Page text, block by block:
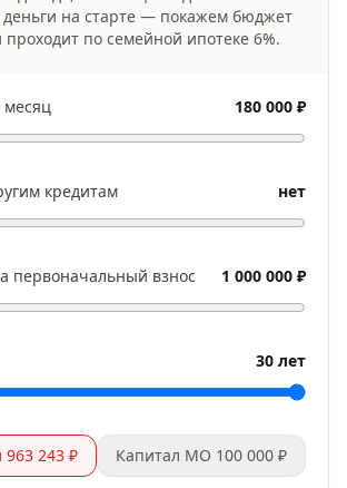
деньги на старте — покажем бюджет
по семейной ипотеке 6%.
месяц 180 000 ₽
кредитам нет
первоначальный взнос 1 000 000 ₽
30 лет
963 243 ₽ Капитал МО 100 000 ₽